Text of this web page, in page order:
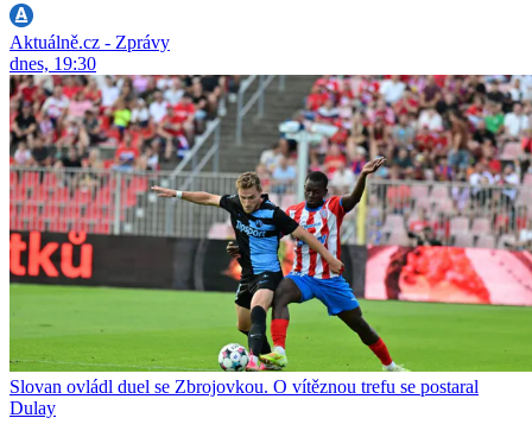
Aktuálně.cz - Zprávy
dnes, 19:30
Slovan ovládl duel se Zbrojovkou. O vítěznou trefu se postaral
Dulay